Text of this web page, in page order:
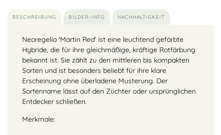
BESCHREIBUNG BILDER-INFO NACHHALTIGKEIT
Neoregelia 'Martin Red' ist eine leuchtend gefärbte
Hybride, die für ihre gleichmäßige, kräftige Rotfärbung
bekannt ist. Sie zählt zu den mittleren bis kompakten
Sorten und ist besonders beliebt für ihre klare
Erscheinung ohne überladene Musterung. Der
Sortenname lässt auf den Züchter oder ursprünglichen
Entdecker schließen.
Merkmale: